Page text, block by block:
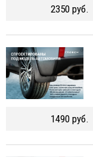
2350 руб.
1490 руб.